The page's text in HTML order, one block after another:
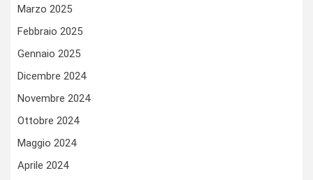
Marzo 2025
Febbraio 2025
Gennaio 2025
Dicembre 2024
Novembre 2024
Ottobre 2024
Maggio 2024
Aprile 2024